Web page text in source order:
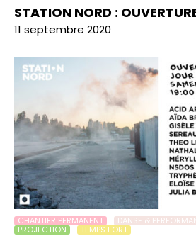
STATION NORD :
11 septembre 2020
CHANTIER PERMANENT DANSE &
PROJECTION
TEMPS FORT